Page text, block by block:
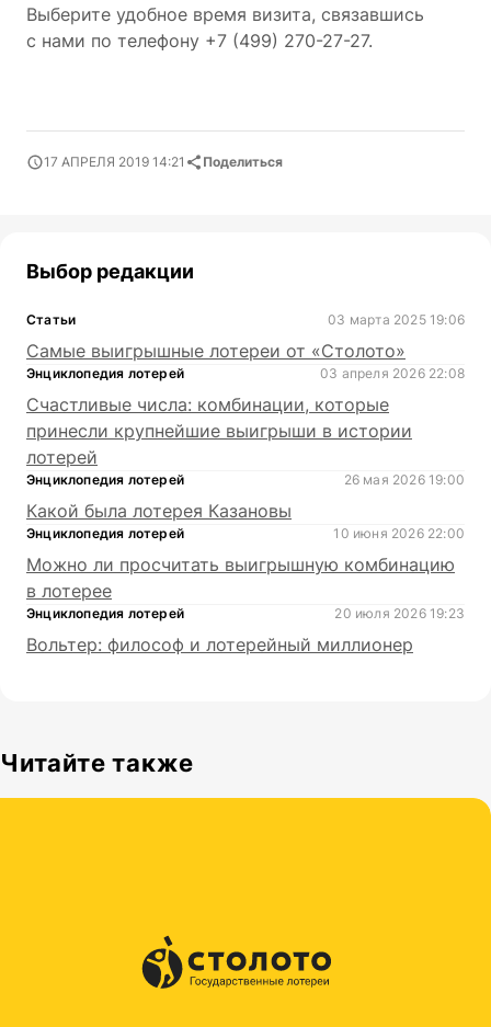
Выберите удобное время визита, связавшись
с нами по телефону +7 (499) 270-27-27.
17 АПРЕЛЯ 2019 14:21 Поделиться
Выбор редакции
Статьи 03 марта 2025 19:06
Самые выигрышные лотереи от «Столото»
Энциклопедия лотерей 03 апреля 2026 22:08
Счастливые числа: комбинации, которые
принесли крупнейшие выигрыши в истории
лотерей
Энциклопедия лотерей 26 мая 2026 19:00
Какой была лотерея Казановы
Энциклопедия лотерей 10 июня 2026 22:00
Можно ли просчитать выигрышную комбинацию
в лотерее
Энциклопедия лотерей 20 июля 2026 19:23
Вольтер: философ и лотерейный миллионер
Читайте также